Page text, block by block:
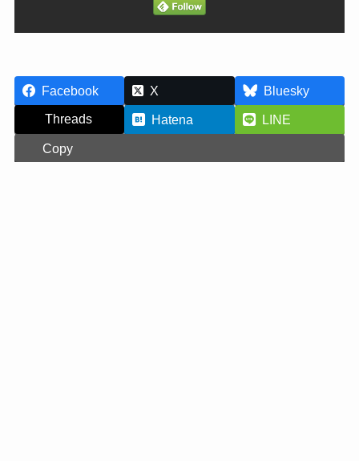
Facebook X
Bluesky
Threads
Hatena
LINE
Copy